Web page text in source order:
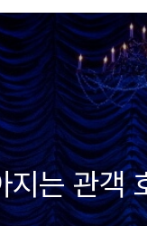
지는 관객